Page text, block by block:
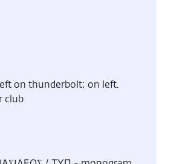
on thunderbolt; on left.
club